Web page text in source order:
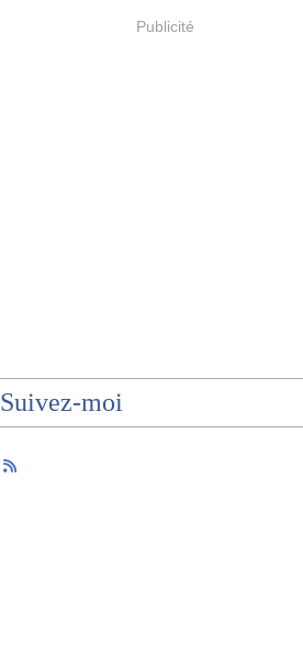
Publicité
Suivez-moi